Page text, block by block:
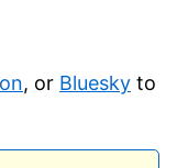
, or Bluesky to